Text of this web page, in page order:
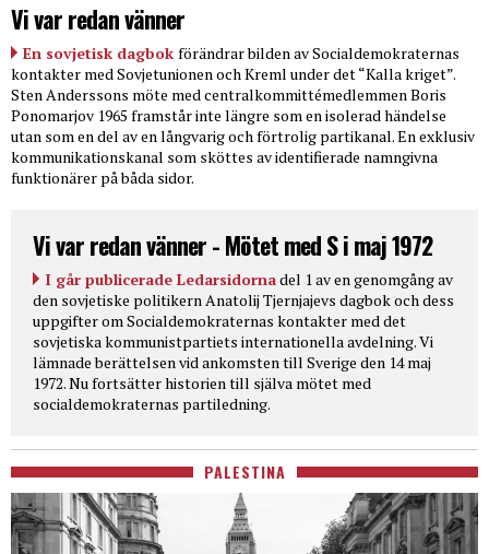
Vi var redan vänner
En sovjetisk dagbok förändrar bilden av Socialdemokraternas
kontakter med Sovjetunionen och Kreml under det “Kalla kriget”.
Sten Anderssons möte med centralkommittémedlemmen Boris
Ponomarjov 1965 framstår inte längre som en isolerad händelse
utan som en del av en långvarig och förtrolig partikanal. En exklusiv
kommunikationskanal som sköttes av identifierade namngivna
funktionärer på båda sidor.
Vi var redan vänner - Mötet med S i maj 1972
I går publicerade Ledarsidornadel 1 av en genomgång av
den sovjetiske politikern Anatolij Tjernjajevs dagbok och dess
uppgifter om Socialdemokraternas kontakter med det
sovjetiska kommunistpartiets internationella avdelning. Vi
lämnade berättelsen vid ankomsten till Sverige den 14 maj
1972. Nu fortsätter historien till själva mötet med
socialdemokraternas partiledning.
PALESTINA